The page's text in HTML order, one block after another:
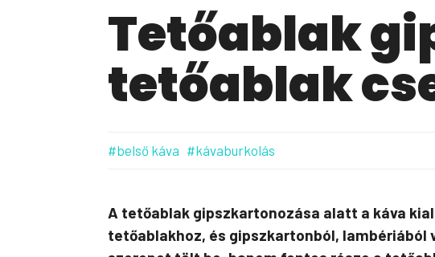
Tetőablak
tetőablak
#belső káva #kávaburkolás
A tetőablak gipszkartonozása alatt a káva
tetőablakhoz, és gipszkartonból, lambériából